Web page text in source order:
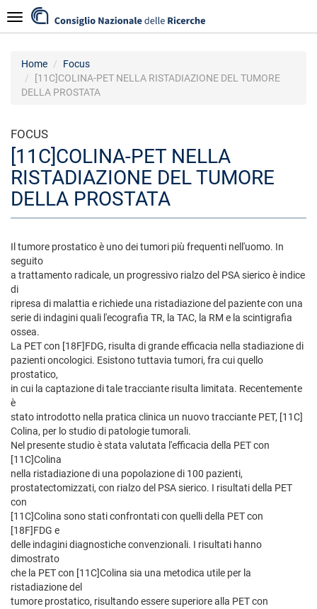
al
contenuto
Navigazione
Home
Focus
[11C]COLINA-PET NELLA RISTADIAZIONE DEL TUMORE
DELLA PROSTATA
FOCUS
[11C]COLINA-PET NELLA
RISTADIAZIONE DEL TUMORE
DELLA PROSTATA
Il tumore prostatico è uno dei tumori più frequenti nell'uomo. In
seguito
a trattamento radicale, un progressivo rialzo del PSA sierico è indice
di
ripresa di malattia e richiede una ristadiazione del paziente con una
serie di indagini quali l'ecografia TR, la TAC, la RM e la scintigrafia
ossea.
La PET con [18F]FDG, risulta di grande efficacia nella stadiazione di
pazienti oncologici. Esistono tuttavia tumori, fra cui quello
prostatico,
in cui la captazione di tale tracciante risulta limitata. Recentemente
è
stato introdotto nella pratica clinica un nuovo tracciante PET, [11C]
Colina, per lo studio di patologie tumorali.
Nel presente studio è stata valutata l'efficacia della PET con
[11C]Colina
nella ristadiazione di una popolazione di 100 pazienti,
prostatectomizzati, con rialzo del PSA sierico. I risultati della PET
con
[11C]Colina sono stati confrontati con quelli della PET con
[18F]FDG e
delle indagini diagnostiche convenzionali. I risultati hanno
dimostrato
che la PET con [11C]Colina sia una metodica utile per la
ristadiazione del
tumore prostatico, risultando essere superiore alla PET con